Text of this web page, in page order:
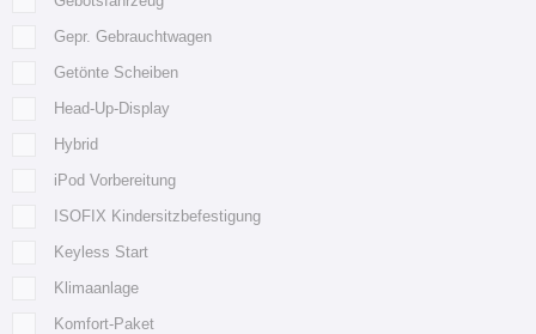
Gepr. Gebrauchtwagen
Getönte Scheiben
Head-Up-Display
Hybrid
iPod Vorbereitung
ISOFIX Kindersitzbefestigung
Keyless Start
Klimaanlage
Komfort-Paket